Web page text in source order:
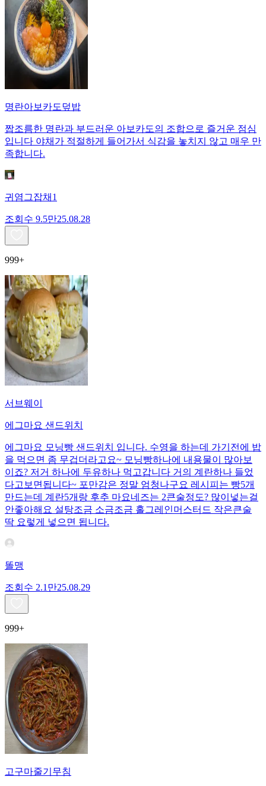
명란아보카도덮밥
짭조름한 명란과 부드러운 아보카도의 조합으로 즐거운 점심
입니다 야채가 적절하게 들어가서 식감을 놓치지 않고 매우 만
족합니다.
귀염그잡채1
조회수 9.5만25.08.28
999+
서브웨이
에그마요 샌드위치
에그마요 모닝빵 샌드위치 입니다. 수영을 하는데 가기전에 밥
을 먹으면 좀 무겁더라고요~ 모닝빵하나에 내용물이 많아보
이죠? 저거 하나에 두유하나 먹고갑니다 거의 계란하나 들었
다고보면됩니다~ 포만감은 정말 엄청나구요 레시피는 빵5개
만드는데 계란5개랑 후추 마요네즈는 2큰술정도? 많이넣는걸
안좋아해요 설탕조금 소금조금 홀그레인머스터드 작은큰술
딱 요렇게 넣으면 됩니다.
똘맹
조회수 2.1만25.08.29
999+
고구마줄기무침